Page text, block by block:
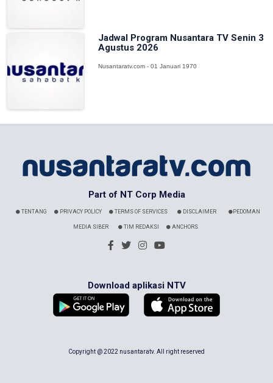
Jadwal Program Nusantara TV Senin 3
Agustus 2026
Nusantaratv.com - 01 Januari 1970
Part of NT Corp Media
TENTANG PRIVACY POLICY TERMS OF SERVICES DISCLAIMER PEDOMAN
MEDIA SIBER TIM REDAKSI ANCHORS
Download aplikasi NTV
Copyright @ 2022 nusantaratv. All right reserved